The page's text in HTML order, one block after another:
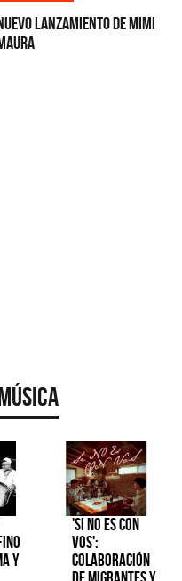
lanzamiento de Mimi
y
'Si No Es Con
Vos':
colaboración